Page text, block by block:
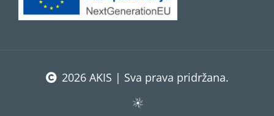
2026 AKIS | Sva prava pridržana.